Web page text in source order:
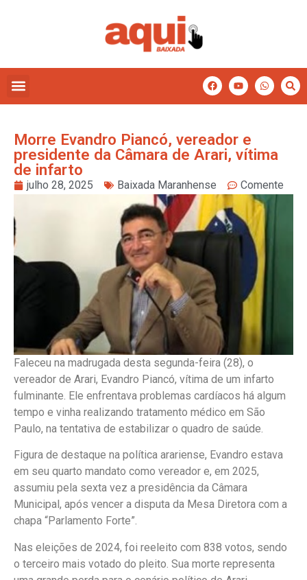
Morre Evandro Piancó, vereador e
presidente da Câmara de Arari, vítima
de infarto
julho 28, 2025 Baixada Maranhense Comente
Faleceu na madrugada desta segunda-feira (28), o
vereador de Arari, Evandro Piancó, vítima de um infarto
fulminante. Ele enfrentava problemas cardíacos há algum
tempo e vinha realizando tratamento médico em São
Paulo, na tentativa de estabilizar o quadro de saúde.
Figura de destaque na política arariense, Evandro estava
em seu quarto mandato como vereador e, em 2025,
assumiu pela sexta vez a presidência da Câmara
Municipal, após vencer a disputa da Mesa Diretora com a
chapa “Parlamento Forte”.
Nas eleições de 2024, foi reeleito com 838 votos, sendo
o terceiro mais votado do pleito. Sua morte representa